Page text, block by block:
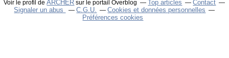
Voir le profil deARCHER sur le portail Overblog Top articles
Contact
Signaler un abus
C.G.U.
Cookies et données personnelles
Préférences cookies